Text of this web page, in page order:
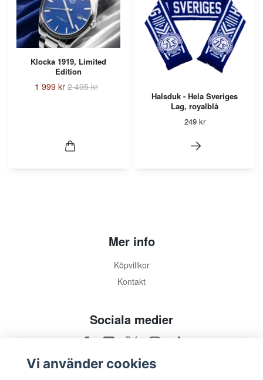
Klocka 1919, Limited
Edition
1 999 kr 2 495 kr
Halsduk - Hela Sveriges
Lag, royalblå
249 kr
Mer info
Köpvillkor
Kontakt
Sociala medier
Vi använder cookies